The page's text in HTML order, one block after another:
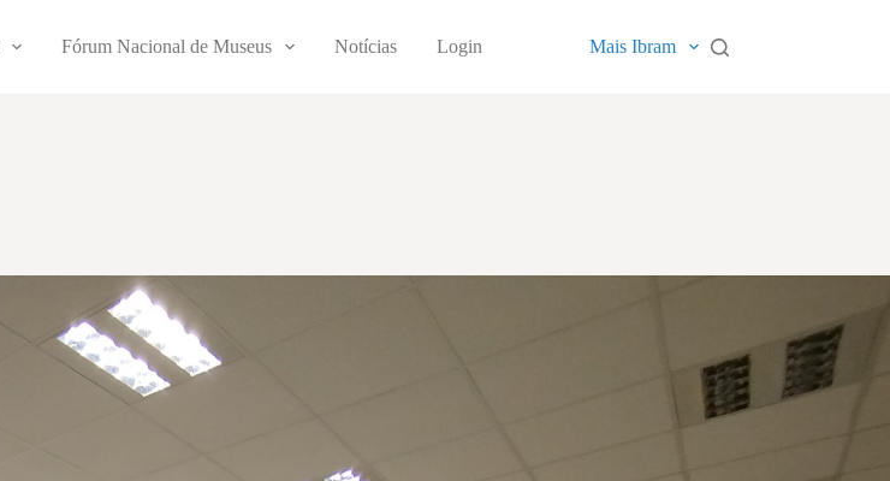
Fórum Nacional de Museus Notícias Login Mais Ibram